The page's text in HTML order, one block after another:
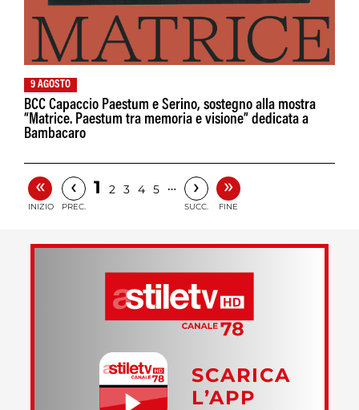
9 AGOSTO
BCC Capaccio Paestum e Serino, sostegno alla mostra
“Matrice. Paestum tra memoria e visione” dedicata a
Bambacaro
«
INIZIO
‹
PREC.
1 2 3 4 5 … ›
SUCC.
»
FINE
SCARICA
L’APP